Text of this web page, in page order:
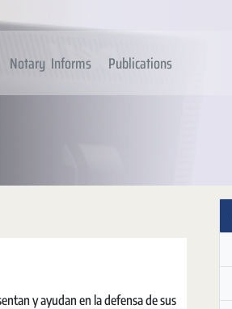
Notary Informs Publications
y ayudan en la defensa de sus